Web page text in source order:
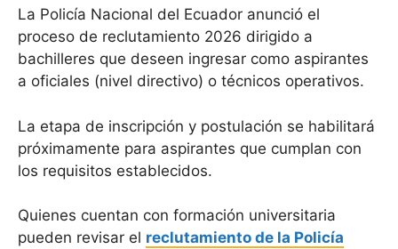
La Policía Nacional del Ecuador anunció el
proceso de reclutamiento 2026 dirigido a
bachilleres que deseen ingresar como aspirantes
a oficiales (nivel directivo) o técnicos operativos.
La etapa de inscripción y postulación se habilitará
próximamente para aspirantes que cumplan con
los requisitos establecidos.
Quienes cuentan con formación universitaria
pueden revisar el reclutamiento de la Policía